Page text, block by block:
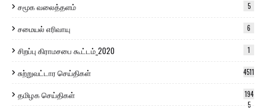
சமூக வலைத்தளம் 5
சமையல் எரிவாயு 6
சிறப்பு கிராமசபை கூட்டம்_2020 1
சுற்றுவட்டார செய்திகள் 4511
தமிழக செய்திகள்
194
5